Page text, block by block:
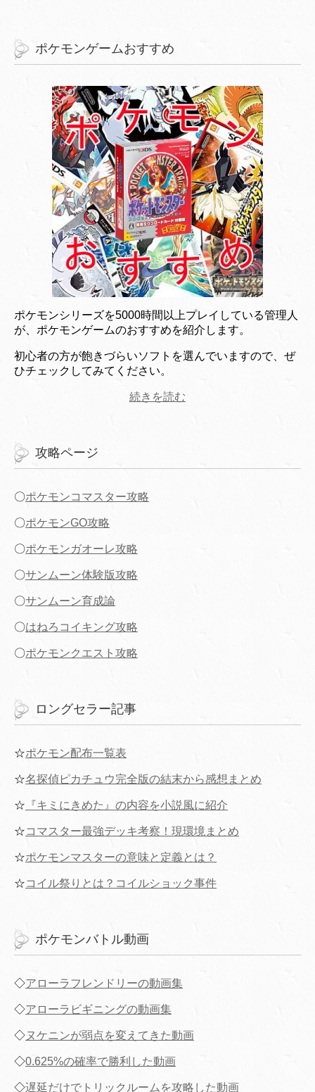
ポケモンゲームおすすめ
ポケモンシリーズを5000時間以上プレイしている管理人
が、ポケモンゲームのおすすめを紹介します。
初心者の方が飽きづらいソフトを選んでいますので、ぜ
ひチェックしてみてください。
続きを読む
攻略ページ
〇ポケモンコマスター攻略
〇ポケモンGO攻略
〇ポケモンガオーレ攻略
〇サンムーン体験版攻略
〇サンムーン育成論
〇はねろコイキング攻略
〇ポケモンクエスト攻略
ロングセラー記事
☆ポケモン配布一覧表
☆名探偵ピカチュウ完全版の結末から感想まとめ
☆ 『キミにきめた』の内容を小説風に紹介
☆コマスター最強デッキ考察！現環境まとめ
☆ポケモンマスターの意味と定義とは？
☆コイル祭りとは？コイルショック事件
ポケモンバトル動画
◇アローラフレンドリーの動画集
◇アローラビギニングの動画集
◇ヌケニンが弱点を変えてきた動画
◇0.625%の確率で勝利した動画
◇遅延だけでトリックルームを攻略した動画